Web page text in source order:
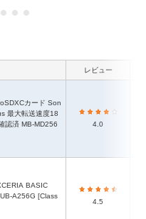
レビュー
最大転送速度18
認済 MB-MD256
4.0
A256G [Class
4.5